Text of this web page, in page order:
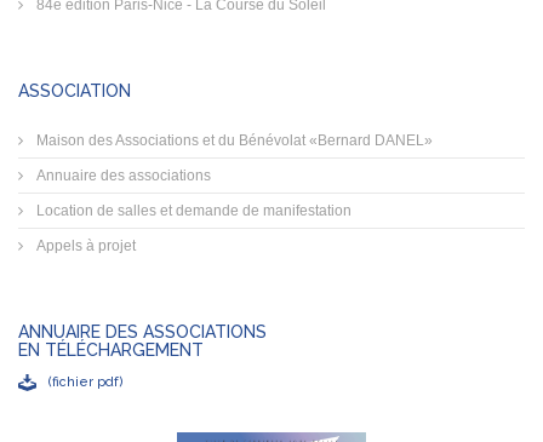
84e édition Paris-Nice - La Course du Soleil
ASSOCIATION
Maison des Associations et du Bénévolat «Bernard DANEL»
Annuaire des associations
Location de salles et demande de manifestation
Appels à projet
ANNUAIRE DES ASSOCIATIONS
EN TÉLÉCHARGEMENT
(fichier pdf)